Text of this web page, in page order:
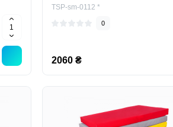
TSP-sm-0112 *
0
2060 ₴